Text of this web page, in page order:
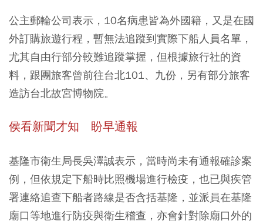
公主郵輪公司表示，10名病患皆為外國籍，又是在國
外訂購旅遊行程，暫無法追蹤到實際下船人員名單，
尤其自由行部分較難追蹤掌握，但根據旅行社的資
料，跟團旅客曾前往台北101、九份，另有部分旅客
造訪台北故宮博物院。
侯看新聞才知 盼早通報
基隆市衛生局長吳澤誠表示，當時尚未有通報確診案
例，但依規定下船時比照機場進行檢疫，也已與疾管
署連絡追查下船者路線是否含括基隆，並派員在基隆
廟口等地進行防疫與衛生稽查，亦會針對除廟口外的